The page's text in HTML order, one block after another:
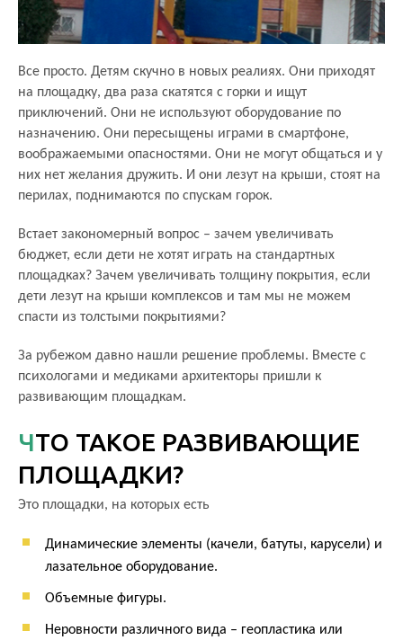
Все просто. Детям скучно в новых реалиях. Они приходят
на площадку, два раза скатятся с горки и ищут
приключений. Они не используют оборудование по
назначению. Они пересыщены играми в смартфоне,
воображаемыми опасностями. Они не могут общаться и у
них нет желания дружить. И они лезут на крыши, стоят на
перилах, поднимаются по спускам горок.
Встает закономерный вопрос – зачем увеличивать
бюджет, если дети не хотят играть на стандартных
площадках? Зачем увеличивать толщину покрытия, если
дети лезут на крыши комплексов и там мы не можем
спасти из толстыми покрытиями?
За рубежом давно нашли решение проблемы. Вместе с
психологами и медиками архитекторы пришли к
развивающим площадкам.
ЧТО ТАКОЕ РАЗВИВАЮЩИЕ
ПЛОЩАДКИ?
Это площадки, на которых есть
Динамические элементы (качели, батуты, карусели) и
лазательное оборудование.
Объемные фигуры.
Неровности различного вида – геопластика или